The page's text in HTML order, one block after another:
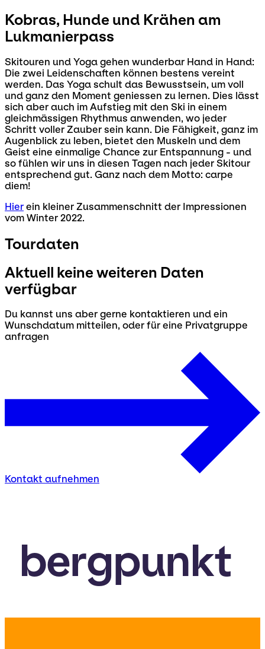
Kobras, Hunde und Krähen am
Lukmanierpass
Skitouren und Yoga gehen wunderbar Hand in Hand:
Die zwei Leidenschaften können bestens vereint
werden. Das Yoga schult das Bewusstsein, um voll
und ganz den Moment geniessen zu lernen. Dies lässt
sich aber auch im Aufstieg mit den Ski in einem
gleichmässigen Rhythmus anwenden, wo jeder
Schritt voller Zauber sein kann. Die Fähigkeit, ganz im
Augenblick zu leben, bietet den Muskeln und dem
Geist eine einmalige Chance zur Entspannung - und
so fühlen wir uns in diesen Tagen nach jeder Skitour
entsprechend gut. Ganz nach dem Motto: carpe
diem!
Hier ein kleiner Zusammenschnitt der Impressionen
vom Winter 2022.
Tourdaten
Aktuell keine weiteren Daten
verfügbar
Du kannst uns aber gerne kontaktieren und ein
Wunschdatum mitteilen, oder für eine Privatgruppe
anfragen
Kontakt aufnehmen
bergpunkt